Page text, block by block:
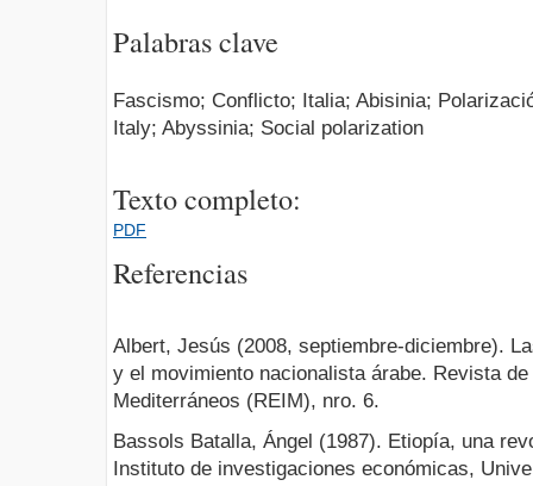
Palabras clave
Fascismo; Conflicto; Italia; Abisinia;
Italy; Abyssinia; Social polarization
Texto completo:
PDF
Referencias
Albert, Jesús (2008, septiembre-diciembre).
y el movimiento nacionalista árabe. Revista
Mediterráneos (REIM), nro. 6.
Bassols Batalla, Ángel (1987). Etiopía, una
Instituto de investigaciones económicas,